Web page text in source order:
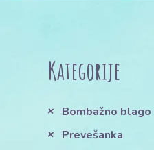
Kategorije
Bombažno blago
Prevešanka